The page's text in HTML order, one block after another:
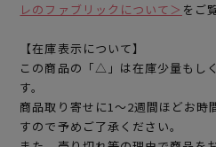
レのファブリックについて＞ をご
【在庫表示について】
この商品の「△」は在庫少量もし
す。
商品取り寄せに1～2週間ほどお時
すので予めご了承ください。